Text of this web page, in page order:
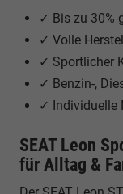
✓ Bis zu 30%
✓ Volle
✓ Sportlicher
✓ Benzin-,
✓ Individuelle
SEAT Leon
für Alltag &